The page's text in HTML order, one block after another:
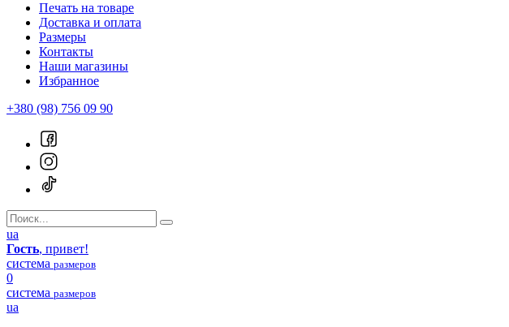
Печать на товаре
Доставка и оплата
Размеры
Контакты
Наши магазины
Избранное
+380 (98) 756 09 90
ua
Гость, привет!
система размеров
0
система размеров
ua